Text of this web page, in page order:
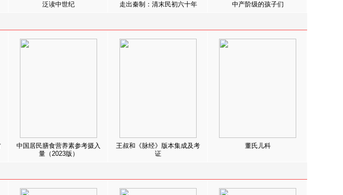
泛读中世纪 走出秦制：清末民初六十年 中产阶级的孩子们
中国居民膳食营养素参考摄入
量（2023版）
王叔和《脉经》版本集成及考
证
董氏儿科